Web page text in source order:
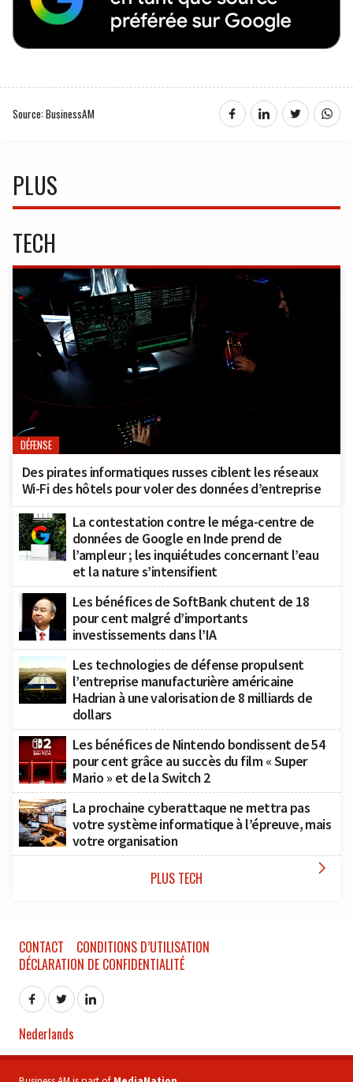
Source: BusinessAM
PLUS
TECH
DÉFENSE
Des pirates informatiques russes ciblent les réseaux
Wi-Fi des hôtels pour voler des données d’entreprise
La contestation contre le méga-centre de
données de Google en Inde prend de
l’ampleur ; les inquiétudes concernant l’eau
et la nature s’intensifient
Les bénéfices de SoftBank chutent de 18
pour cent malgré d’importants
investissements dans l’IA
Les technologies de défense propulsent
l’entreprise manufacturière américaine
Hadrian à une valorisation de 8 milliards de
dollars
Les bénéfices de Nintendo bondissent de 54
pour cent grâce au succès du film « Super
Mario » et de la Switch 2
La prochaine cyberattaque ne mettra pas
votre système informatique à l’épreuve, mais
votre organisation
PLUS TECH 
CONTACT
CONDITIONS D’UTILISATION
DÉCLARATION DE CONFIDENTIALITÉ
Nederlands